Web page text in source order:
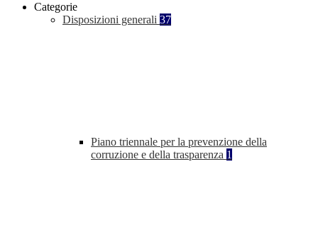
Categorie
Disposizioni generali 37
Piano triennale per la prevenzione della
corruzione e della trasparenza 1